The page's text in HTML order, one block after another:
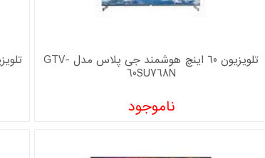
تلویزیون 60 اینچ هوشمند جی پلاس مدل GTV-
60SU768N
ناموجود